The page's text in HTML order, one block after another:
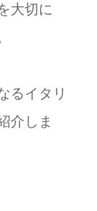
大切に
るイタリ
介しま